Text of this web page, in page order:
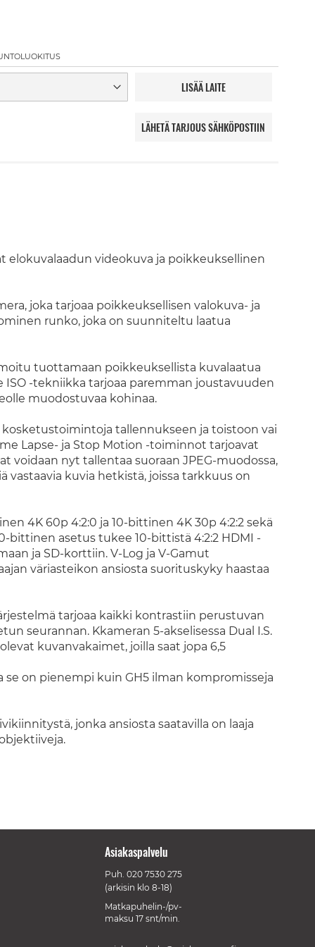
LISÄÄ LAITE
LÄHETÄ TARJOUS SÄHKÖPOSTIIN
elokuvalaadun videokuva ja poikkeuksellinen
joka tarjoaa poikkeuksellisen valokuva- ja
runko, joka on suunniteltu laatua
tuottamaan poikkeuksellista kuvalaatua
ISO -tekniikka tarjoaa paremman joustavuuden
muodostuvaa kohinaa.
tallennukseen ja toistoon vai
Lapse- ja Stop Motion -toiminnot tarjoavat
nyt tallentaa suoraan JPEG-muodossa,
vastaavia kuvia hetkistä, joissa tarkkuus on
4K 60p 4:2:0 ja 10-bittinen 4K 30p 4:2:2 sekä
bittinen asetus tukee 10-bittistä 4:2:2 HDMI -
ja SD-korttiin. V-Log ja V-Gamut
väriasteikon ansiosta suorituskyky haastaa
tarjoaa kaikki kontrastiin perustuvan
seurannan. Kkameran 5-akselisessa Dual I.S.
kuvanvakaimet, joilla saat jopa 6,5
se on pienempi kuin GH5 ilman kompromisseja
jonka ansiosta saatavilla on laaja
Asiakaspalvelu
Puh. 020 7530 275
(arkisin klo 8-18)
Matkapuhelin-/pv-
maksu 17 snt/min.